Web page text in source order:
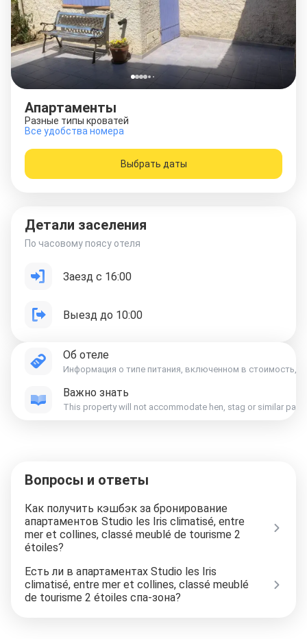
Апартаменты
Разные типы кроватей
Все удобства номера
Выбрать даты
Детали заселения
По часовому поясу отеля
Заезд с 16:00
Выезд до 10:00
Об отеле
Информация о типе питания, включенном в стоимость,
Важно знать
This property will not accommodate hen, stag or similar
Вопросы и ответы
Как получить кэшбэк за бронирование
апартаментов Studio les Iris climatisé, entre
mer et collines, classé meublé de tourisme 2
étoiles?
Есть ли в апартаментах Studio les Iris
climatisé, entre mer et collines, classé meublé
de tourisme 2 étoiles спа-зона?